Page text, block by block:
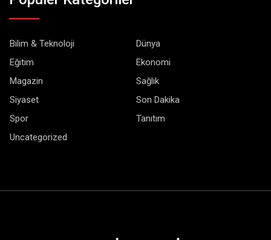
Bilim & Teknoloji
Dünya
Eğitim
Ekonomi
Magazin
Sağlık
Siyaset
Son Dakika
Spor
Tanıtım
Uncategorized